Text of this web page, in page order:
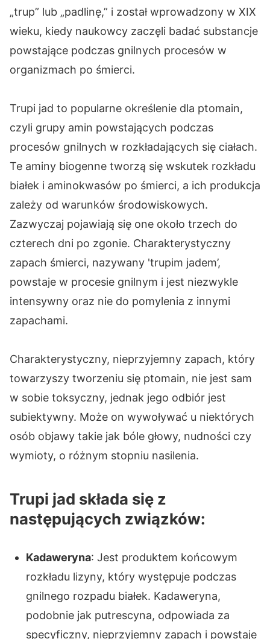
„trup” lub „padlinę,” i został wprowadzony w XIX
wieku, kiedy naukowcy zaczęli badać substancje
powstające podczas gnilnych procesów w
organizmach po śmierci.
Trupi jad to popularne określenie dla ptomain,
czyli grupy amin powstających podczas
procesów gnilnych w rozkładających się ciałach.
Te aminy biogenne tworzą się wskutek rozkładu
białek i aminokwasów po śmierci, a ich produkcja
zależy od warunków środowiskowych.
Zazwyczaj pojawiają się one około trzech do
czterech dni po zgonie. Charakterystyczny
zapach śmierci, nazywany 'trupim jadem’,
powstaje w procesie gnilnym i jest niezwykle
intensywny oraz nie do pomylenia z innymi
zapachami.
Charakterystyczny, nieprzyjemny zapach, który
towarzyszy tworzeniu się ptomain, nie jest sam
w sobie toksyczny, jednak jego odbiór jest
subiektywny. Może on wywoływać u niektórych
osób objawy takie jak bóle głowy, nudności czy
wymioty, o różnym stopniu nasilenia.
Trupi jad składa się z
następujących związków:
Kadaweryna: Jest produktem końcowym
rozkładu lizyny, który występuje podczas
gnilnego rozpadu białek. Kadaweryna,
podobnie jak putrescyna, odpowiada za
specyficzny, nieprzyjemny zapach i powstaje